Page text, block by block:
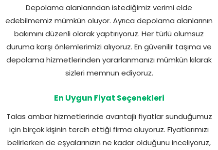
Depolama alanlarından istediğimiz verimi elde
edebilmemiz mümkün oluyor. Ayrıca depolama alanlarının
bakımını düzenli olarak yaptırıyoruz. Her türlü olumsuz
duruma karşı önlemlerimizi alıyoruz. En güvenilir taşıma ve
depolama hizmetlerinden yararlanmanızı mümkün kılarak
sizleri memnun ediyoruz.
En Uygun Fiyat Seçenekleri
Talas ambar hizmetlerinde avantajlı fiyatlar sunduğumuz
için birçok kişinin tercih ettiği firma oluyoruz. Fiyatlarımızı
belirlerken de eşyalarınızın ne kadar olduğunu inceliyoruz,